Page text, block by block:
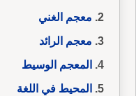
معجم الغني
معجم الرائد
المعجم الوسيط
المحيط في اللغة